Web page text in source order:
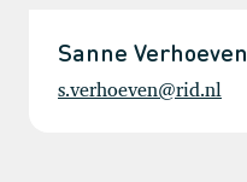
Sanne Verhoeven
s.verhoeven@rid.nl